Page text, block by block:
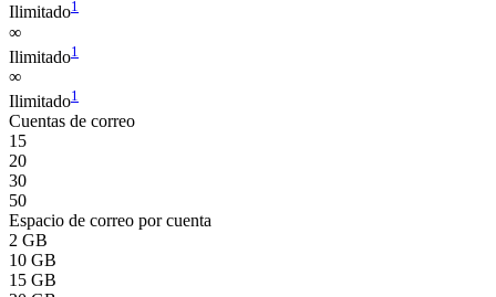
Ilimitado1
∞
Ilimitado1
∞
Ilimitado1
Cuentas de correo
15
20
30
50
Espacio de correo por cuenta
2 GB
10 GB
15 GB